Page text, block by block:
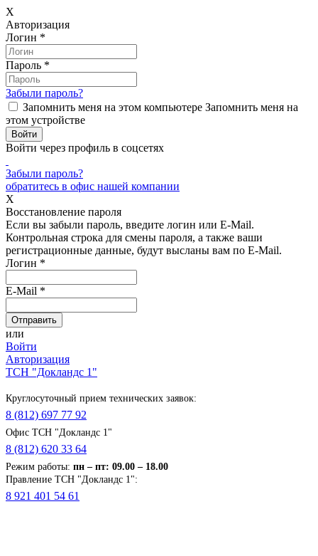
X
Авторизация
Логин *
Пароль *
Забыли пароль?
Запомнить меня на этом компьютере Запомнить меня на
этом устройстве
Войти через профиль в соцсетях
Забыли пароль?
обратитесь в офис нашей компании
X
Восстановление пароля
Если вы забыли пароль, введите логин или E-Mail.
Контрольная строка для смены пароля, а также ваши
регистрационные данные, будут высланы вам по E-Mail.
Логин *
E-Mail *
или
Войти
Авторизация
ТСН "Докландс 1"
Круглосуточный прием технических заявок:
8 (812) 697 77 92
Офис ТСН "Докландс 1"
8 (812) 620 33 64
Режим работы: пн – пт: 09.00 – 18.00
Правление ТСН "Докландс 1":
8 921 401 54 61